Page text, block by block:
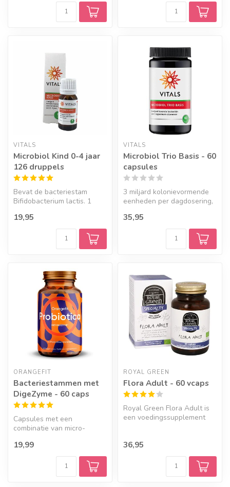
VITALS
Microbiol Kind 0-4 jaar
126 druppels
Bevat de bacteriestam
Bifidobacterium lactis. 1
organismen...
19,95
VITALS
Microbiol Trio Basis - 60
capsules
3 miljard kolonievormende
eenheden per dagdosering,
35,95
ORANGEFIT
Bacteriestammen met
DigeZyme - 60 caps
Capsules met een
combinatie van micro-
verschillende stamm...
19,99
ROYAL GREEN
Flora Adult - 60 vcaps
Royal Green Flora Adult is
een voedingssupplement
36,95